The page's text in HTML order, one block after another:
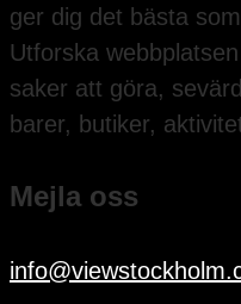
ger dig det bästa
Utforska
saker att göra,
barer, butiker,
Mejla oss